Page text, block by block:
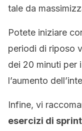
tale da
Potete iniziare
periodi di riposo
dei 20 minuti per
l’aumento
Infine, vi
esercizi di